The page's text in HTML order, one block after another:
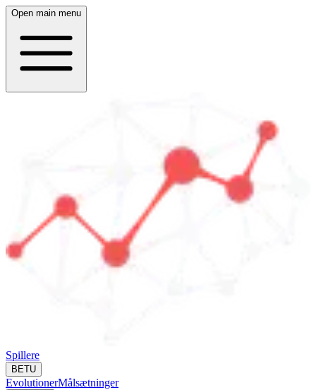
Open main menu
Spillere
BETU
EvolutionerMålsætninger